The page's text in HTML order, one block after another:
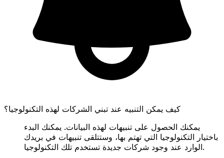
كيف يمكن التنبيه عند تبني الشركات لهذه التكنولوجيا؟
يمكنك الحصول على تنبيهات لهذه البيانات. يمكنك البدء
باختيار التكنولوجيا التي تهتم بها، وستتلقى تنبيهات في بريدك
الوارد عند وجود شركات جديدة تستخدم تلك التكنولوجيا.